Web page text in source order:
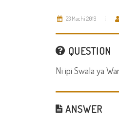
23 Machi 2019
QUESTION
Ni ipi Swala ya
ANSWER